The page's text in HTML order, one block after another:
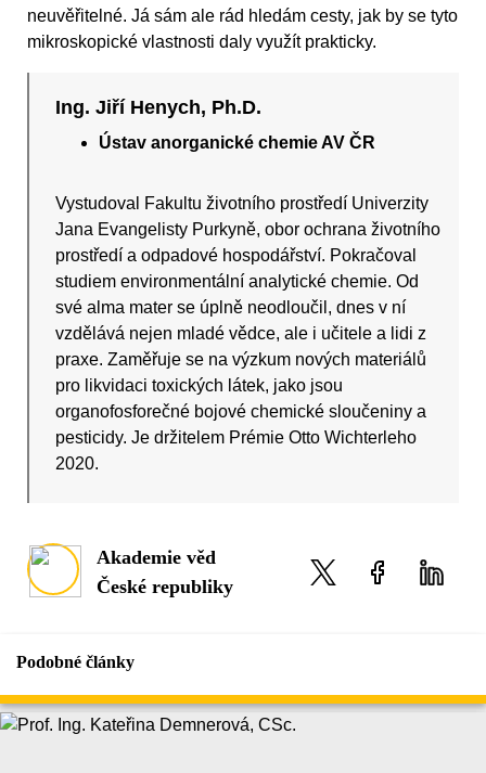
neuvěřitelné. Já sám ale rád hledám cesty, jak by se tyto
mikroskopické vlastnosti daly využít prakticky.
Ing. Jiří Henych, Ph.D.
Ústav anorganické chemie AV ČR
Vystudoval Fakultu životního prostředí Univerzity
Jana Evangelisty Purkyně, obor ochrana životního
prostředí a odpadové hospodářství. Pokračoval
studiem environmentální analytické chemie. Od
své alma mater se úplně neodloučil, dnes v ní
vzdělává nejen mladé vědce, ale i učitele a lidi z
praxe. Zaměřuje se na výzkum nových materiálů
pro likvidaci toxických látek, jako jsou
organofosforečné bojové chemické sloučeniny a
pesticidy. Je držitelem Prémie Otto Wichterleho
2020.
Akademie věd
České republiky
Podobné články